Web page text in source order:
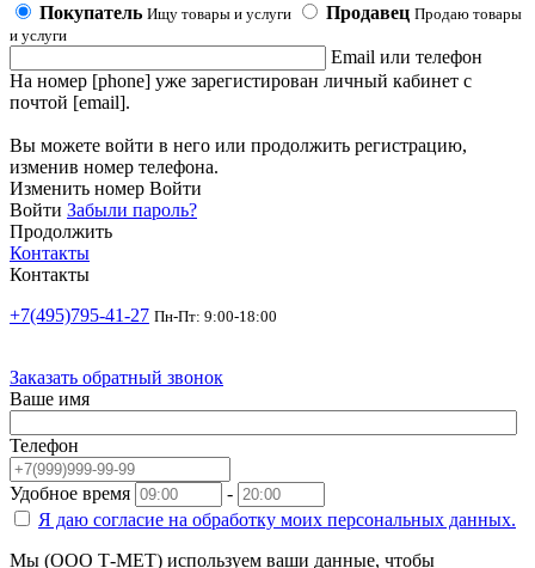
Покупатель Ищу товары и услуги Продавец Продаю товары
и услуги
Email или телефон
На номер [phone] уже зарегистирован личный кабинет с
почтой [email].
Вы можете войти в него или продолжить регистрацию,
изменив номер телефона.
Изменить номер Войти
Войти Забыли пароль?
Продолжить
Контакты
Контакты
+7(495)795-41-27 Пн-Пт: 9:00-18:00
Заказать обратный звонок
Ваше имя
Телефон
Удобное время
-
Я даю согласие на обработку моих персональных данных.
Мы (ООО Т-МЕТ) используем ваши данные, чтобы